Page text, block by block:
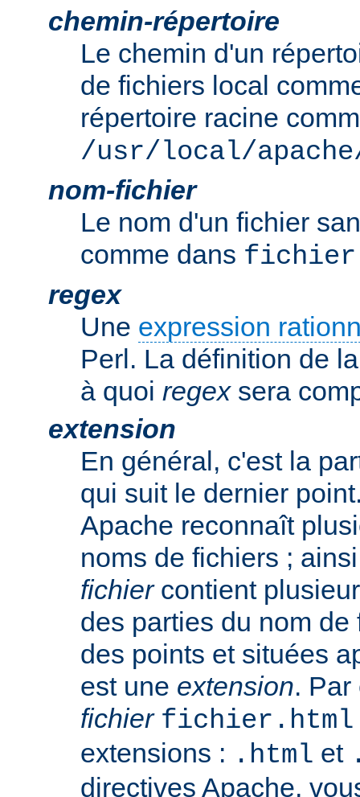
chemin-répertoire
Le chemin d'un
de fichiers local
répertoire racine
/usr/local/
nom-fichier
Le nom d'un fichier
comme dans
regex
Une expression
Perl. La définition de
à quoi regexsera
extension
En général, c'est la
qui suit le dernier
Apache reconnaît
noms de fichiers ;
fichiercontient
des parties du nom
des points et situées
est une extension.
fichier
extensions : .html et
directives Apache,